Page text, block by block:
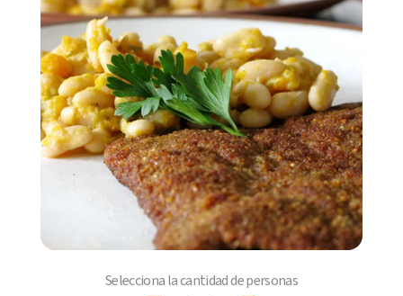
Selecciona la cantidad de personas